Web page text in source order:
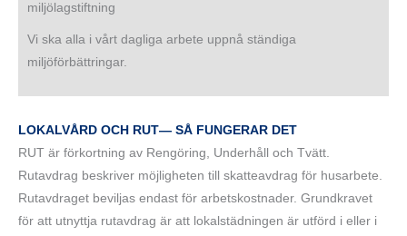
miljölagstiftning
Vi ska alla i vårt dagliga arbete uppnå ständiga
miljöförbättringar.
LOKALVÅRD OCH RUT— SÅ FUNGERAR DET
RUT är förkortning av Rengöring, Underhåll och Tvätt.
Rutavdrag beskriver möjligheten till skatteavdrag för husarbete.
Rutavdraget beviljas endast för arbetskostnader. Grundkravet
för att utnyttja rutavdrag är att lokalstädningen är utförd i eller i